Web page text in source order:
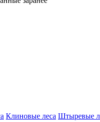
Клиновые леса Штыревые